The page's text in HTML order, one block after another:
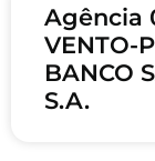
Agência
VENTO-
BANCO
S.A.